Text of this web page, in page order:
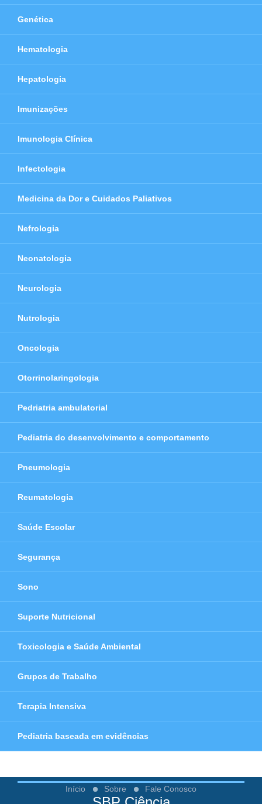
Genética
Hematologia
Hepatologia
Imunizações
Imunologia Clínica
Infectologia
Medicina da Dor e Cuidados Paliativos
Nefrologia
Neonatologia
Neurologia
Nutrologia
Oncologia
Otorrinolaringologia
Pedriatria ambulatorial
Pediatria do desenvolvimento e comportamento
Pneumologia
Reumatologia
Saúde Escolar
Segurança
Sono
Suporte Nutricional
Toxicologia e Saúde Ambiental
Grupos de Trabalho
Terapia Intensiva
Pediatria baseada em evidências
Início Sobre Fale Conosco